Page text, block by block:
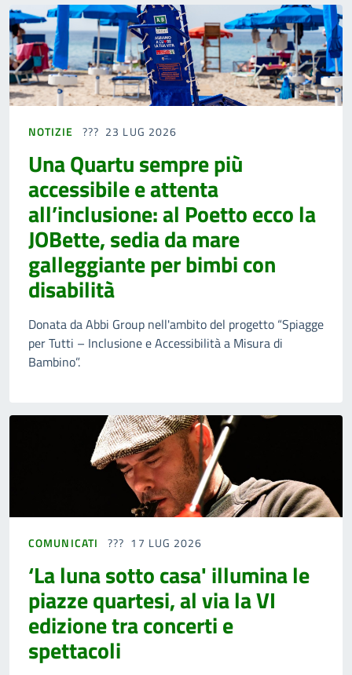
NOTIZIE 23 LUG 2026
Una Quartu sempre più
accessibile e attenta
all’inclusione: al Poetto ecco la
JOBette, sedia da mare
galleggiante per bimbi con
disabilità
Donata da Abbi Group nell'ambito del progetto “Spiagge
per Tutti – Inclusione e Accessibilità a Misura di
Bambino”.
COMUNICATI 17 LUG 2026
‘La luna sotto casa' illumina le
piazze quartesi, al via la VI
edizione tra concerti e
spettacoli